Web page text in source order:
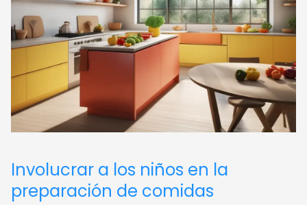
Involucrar a los niños en la
preparación de comidas